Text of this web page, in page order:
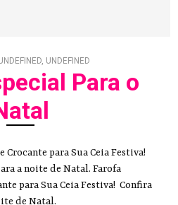
UNDEFINED
Para o
para Sua Ceia Festiva!
a noite de Natal. Farofa
para Sua Ceia Festiva! Confira
de Natal.